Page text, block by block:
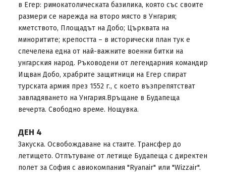
в Егер: римокатолическата базилика, която със своите
размери се нарежда на второ място в Унгария;
кметството, Площадът на Добо; Църквата на
миноритите; крепостта – в исторически план тук е
спечелена една от най-важните военни битки на
унгарския народ. Ръководени от легендарния командир
Ищван Добо, храбрите защитници на Егер спират
турската армия през 1552 г., с което възпрепятстват
завладяването на Унгария.Връщане в Будапеща
вечерта. Свободно време. Нощувка.
ДЕН 4
Закуска. Освобождаване на стаите. Трансфер до
летището. Отпътуване от летище Будапеща с директен
полет за София с авиокомпания "Ryanair" или "Wizzair".